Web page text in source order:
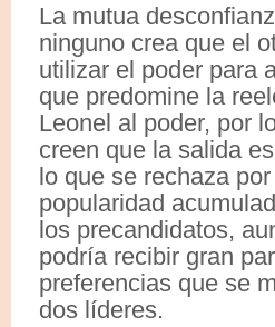
La mutua
ninguno crea que el
utilizar el poder para
que predomine la
Leonel al poder, por
creen que la salida
lo que se rechaza
popularidad
los precandidatos,
podría recibir gran
preferencias que se
dos líderes.